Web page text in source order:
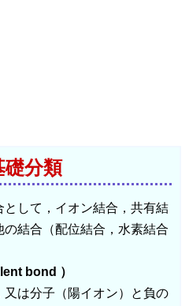
礎分類
して，イオン結合，共有結
結合（配位結合，水素結合
bond ）
は分子（陽イオン）と負の